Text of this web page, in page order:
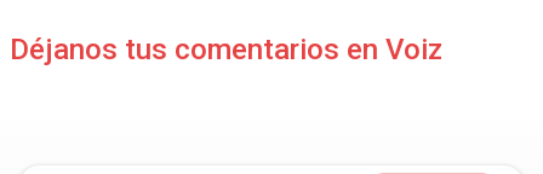
Déjanos tus comentarios en Voiz